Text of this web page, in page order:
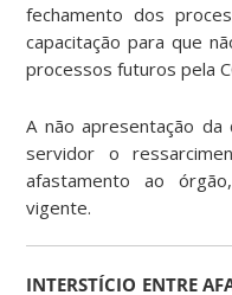
fechamento dos
capacitação para que
processos futuros pela
A não apresentação da
servidor o
afastamento ao
vigente.
INTERSTÍCIO ENTRE